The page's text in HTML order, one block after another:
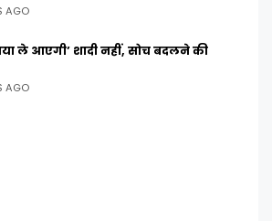
AGO
ले आएगी’ शादी नहीं, सोच बदलने की
AGO